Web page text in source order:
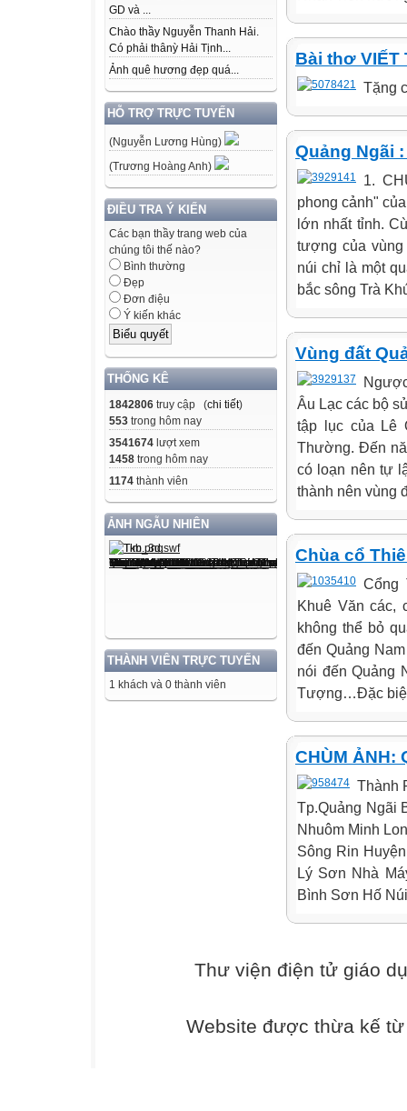
GD và ...
Chào thầy Nguyễn Thanh Hải.
Có phải thânỳ Hải Tịnh...
Ảnh quê hương đẹp quá...
HỖ TRỢ TRỰC TUYẾN
(Nguyễn Lương Hùng)
(Trương Hoàng Anh)
ĐIỀU TRA Ý KIẾN
Các bạn thầy trang web của
chúng tôi thế nào?
Bình thường
Đẹp
Đơn điệu
Ý kiến khác
THỐNG KÊ
1842806 truy cập (chi tiết)
553 trong hôm nay
3541674 lượt xem
1458 trong hôm nay
1174 thành viên
ẢNH NGẪU NHIÊN
THÀNH VIÊN TRỰC TUYẾN
1 khách và 0 thành viên
Bài thơ VIẾT
Tặng
Quảng Ngãi
1.
phong cảnh"
lớn nhất tỉnh.
tượng của vùng
núi chỉ là một
bắc sông Trà
Vùng đất
Âu Lạc các bộ
tập lục của Lê
Thường. Đến
có loạn nên tự
thành nên vùng
Chùa cổ
Cổng
Khuê Văn các,
không thể bỏ
đến Quảng
nói đến Quảng
Tượng…Đặc
CHÙM ẢNH:
Thành
Tp.Quảng Ngãi
Nhuôm Minh
Sông Rin
Lý Sơn Nhà
Bình Sơn Hố
Thư viện điện tử giáo
Website được thừa kế